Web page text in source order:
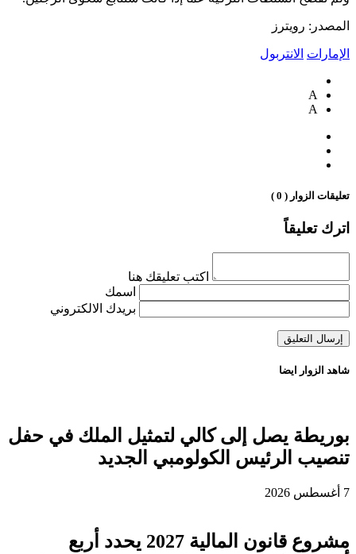
المصدر: رويترز
الإمارات الانتربول
A
A
تعليقات الزوار ( 0 )
اترك تعليقاً
اكتب تعليقك هنا
اسمك
بريدك الالكتروني
شاهد الزوار ايضا
بوريطة يصل إلى كالي لتمثيل الملك في حفل
تنصيب الرئيس الكولومبي الجديد
7 أغسطس 2026
مشروع قانون المالية 2027 يحدد أربع